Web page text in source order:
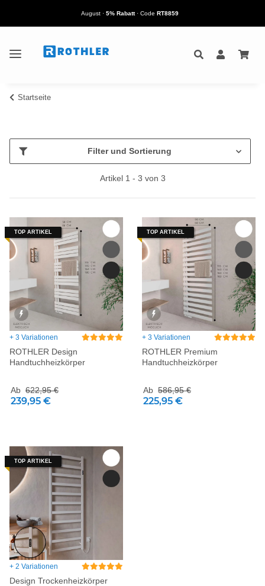
August· 5% Rabatt· Code RT8859
Startseite
Filter und Sortierung
Artikel 1 - 3 von 3
TOP ARTIKEL
+ 3 Variationen
ROTHLER Design
Handtuchheizkörper
Ab 622,95 €
239,95 €
TOP ARTIKEL
+ 3 Variationen
ROTHLER Premium
Handtuchheizkörper
Ab 586,95 €
225,95 €
TOP ARTIKEL
+ 2 Variationen
Design Trockenheizkörper